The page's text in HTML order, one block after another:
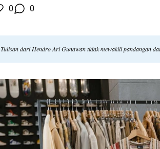
0 0
Tulisan dari Hendro Ari Gunawan tidak mewakili pandangan